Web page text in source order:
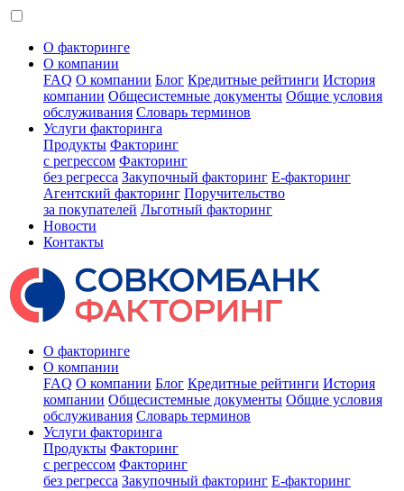
О факторинге
О компании
FAQ О компании Блог Кредитные рейтинги История
компании Общесистемные документы Общие условия
обслуживания Словарь терминов
Услуги факторинга
Продукты Факторинг
с регрессом Факторинг
без регресса Закупочный факторинг E-факторинг
Агентский факторинг Поручительство
за покупателей Льготный факторинг
Новости
Контакты
О факторинге
О компании
FAQ О компании Блог Кредитные рейтинги История
компании Общесистемные документы Общие условия
обслуживания Словарь терминов
Услуги факторинга
Продукты Факторинг
с регрессом Факторинг
без регресса Закупочный факторинг E-факторинг